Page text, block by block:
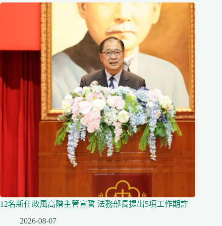
12名新任政風高階主管宣誓 法務部長提出5項工作期許
2026-08-07